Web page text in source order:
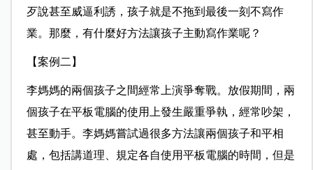
歹說甚至威逼利誘，孩子就是不拖到最後一刻不寫作
業。那麼，有什麼好方法讓孩子主動寫作業呢？
【案例二】
李媽媽的兩個孩子之間經常上演爭奪戰。放假期間，兩
個孩子在平板電腦的使用上發生嚴重爭執，經常吵架，
甚至動手。李媽媽嘗試過很多方法讓兩個孩子和平相
處，包括講道理、規定各自使用平板電腦的時間，但是